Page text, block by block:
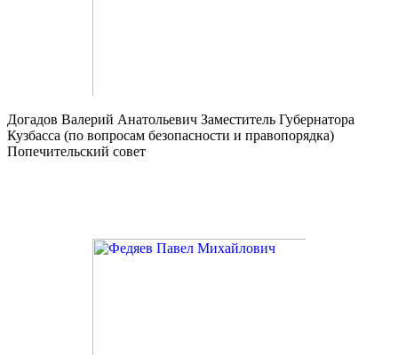
Догадов Валерий Анатольевич Заместитель Губернатора
Кузбасса (по вопросам безопасности и правопорядка)
Попечительский совет